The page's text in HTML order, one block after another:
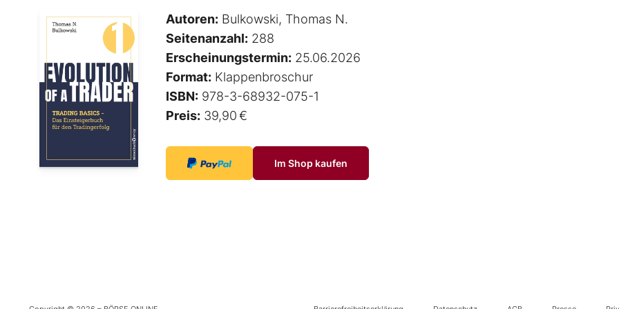
Autoren: Bulkowski, Thomas N.
Seitenanzahl: 288
Erscheinungstermin: 25.06.2026
Format: Klappenbroschur
ISBN: 978-3-68932-075-1
Preis: 39,90 €
Im Shop kaufen